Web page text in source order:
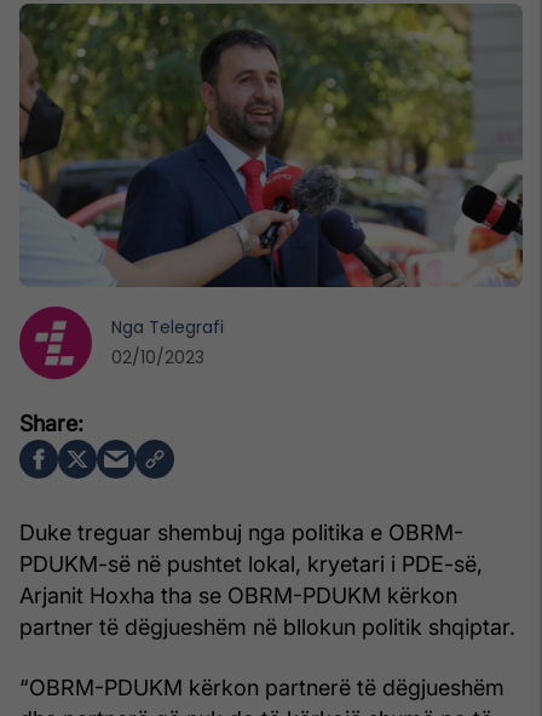
Duke treguar shembuj nga politika e OBRM-
PDUKM-së në pushtet lokal, kryetari i PDE-së,
Arjanit Hoxha tha se OBRM-PDUKM kërkon
partner të dëgjueshëm në bllokun politik shqiptar.
“OBRM-PDUKM kërkon partnerë të dëgjueshëm
Nga Telegrafi
02/10/2023